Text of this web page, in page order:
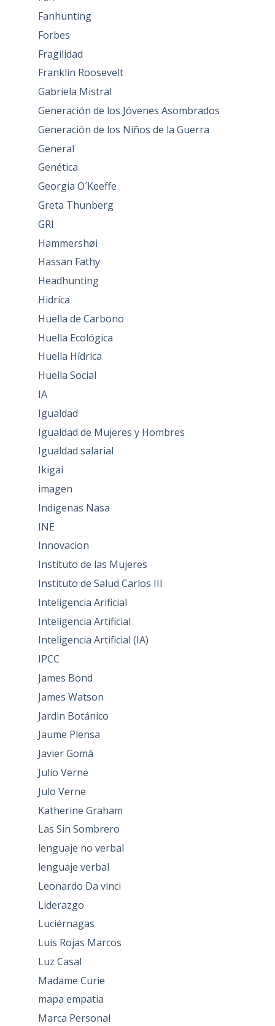
Fanhunting
Forbes
Fragilidad
Franklin Roosevelt
Gabriela Mistral
Generación de los Jóvenes Asombrados
Generación de los Niños de la Guerra
General
Genética
Georgia O´Keeffe
Greta Thunberg
GRI
Hammershøi
Hassan Fathy
Headhunting
Hidríca
Huella de Carbono
Huella Ecológica
Huella Hídrica
Huella Social
IA
Igualdad
Igualdad de Mujeres y Hombres
Igualdad salarial
Ikigai
imagen
Indigenas Nasa
INE
Innovacion
Instituto de las Mujeres
Instituto de Salud Carlos III
Inteligencia Arificial
Inteligencia Artificial
Inteligencia Artificial (IA)
IPCC
James Bond
James Watson
Jardin Botánico
Jaume Plensa
Javier Gomá
Julio Verne
Julo Verne
Katherine Graham
Las Sin Sombrero
lenguaje no verbal
lenguaje verbal
Leonardo Da vinci
Liderazgo
Luciérnagas
Luis Rojas Marcos
Luz Casal
Madame Curie
mapa empatia
Marca Personal